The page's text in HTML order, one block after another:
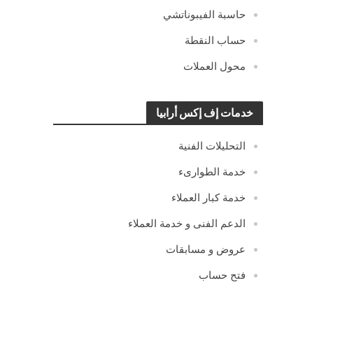
حاسبة الفيبوناتشي
حساب النقطة
محول العملات
خدمات إف إكس أرابيا
التحليلات الفنية
خدمة الطوارىء
خدمة كبار العملاء
الدعم الفنى و خدمة العملاء
عروض و مسابقات
فتح حساب